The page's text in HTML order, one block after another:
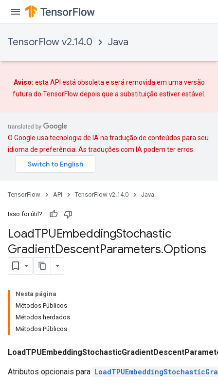
TensorFlow v2.14.0 Java
Aviso: esta API está obsoleta e será removida em uma versão
futura do TensorFlow depois que a substituição estiver estável.
O Google usa tecnologia de IA na tradução de conteúdos para seu
idioma de preferência. As traduções com IA podem ter erros.
TensorFlow API TensorFlow v2.14.0 Java
Isso foi útil?
LoadTPUEmbeddingStochastic
GradientDescentParameters.Options
Nesta página
Métodos Públicos
Métodos herdados
Métodos Públicos
Atributos opcionais para